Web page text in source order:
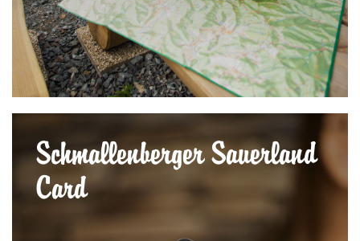
Schmallenberger Sauerland
Card